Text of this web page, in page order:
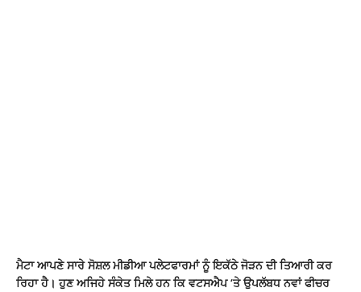
ਮੈਟਾ ਆਪਣੇ ਸਾਰੇ ਸੋਸ਼ਲ ਮੀਡੀਆ ਪਲੇਟਫਾਰਮਾਂ ਨੂੰ ਇਕੱਠੇ ਜੋੜਨ ਦੀ ਤਿਆਰੀ ਕਰ
ਰਿਹਾ ਹੈ। ਹੁਣ ਅਜਿਹੇ ਸੰਕੇਤ ਮਿਲੇ ਹਨ ਕਿ ਵਟਸਐਪ ‘ਤੇ ਉਪਲੱਬਧ ਨਵਾਂ ਫੀਚਰ